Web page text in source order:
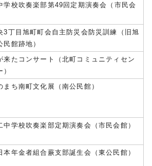
学校吹奏楽部第49回定期演奏会（市民会
3丁目旭町町会自主防災会防災訓練（旧旭
民館跡地）
来たコンサート（北町コミュニティセン
）
まち南町文化展（南公民館）
中学校吹奏楽部定期演奏会（市民会館）
本年金者組合蕨支部誕生会（東公民館）